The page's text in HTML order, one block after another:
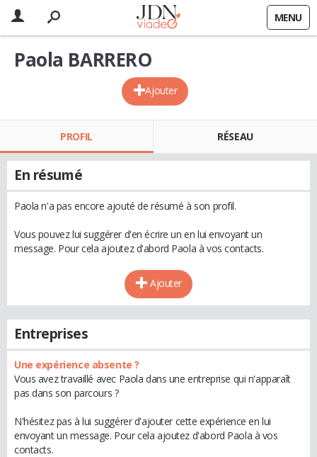
MENU
Ajouter
Paola BARRERO
PROFIL RÉSEAU
En résumé
Paola n'a pas encore ajouté de résumé à son profil.
Vous pouvez lui suggérer d'en écrire un en lui envoyant un
message. Pour cela ajoutez d'abord Paola à vos contacts.
Ajouter
Entreprises
Une expérience absente ?
Vous avez travaillé avec Paola dans une entreprise qui n'apparaît
pas dans son parcours ?
N'hésitez pas à lui suggérer d'ajouter cette expérience en lui
envoyant un message. Pour cela ajoutez d'abord Paola à vos
contacts.